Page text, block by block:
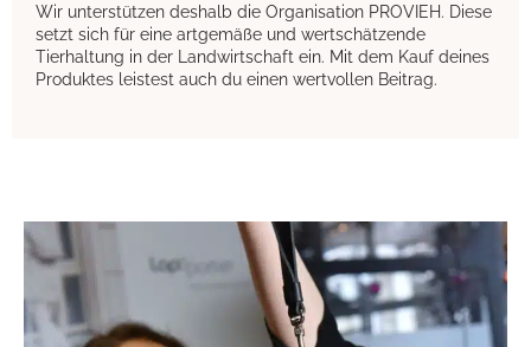
Wir unterstützen deshalb die Organisation PROVIEH. Diese
setzt sich für eine artgemäße und wertschätzende
Tierhaltung in der Landwirtschaft ein. Mit dem Kauf deines
Produktes leistest auch du einen wertvollen Beitrag.